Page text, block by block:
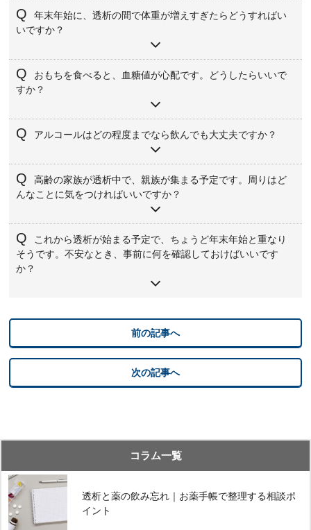
です。市販のおせちは味が濃いことが多いため、取り皿に
少しずつ盛ってゆっくり食べる、しょうゆを追加しない、
煮汁を飲まないなど、小さな工夫を意識してみてくださ
い。
お雑煮は、汁の量・味付け・もちの個数によって負担が変
わります。「汁はお椀の半分以下、飲む量も数口まで」
「もちの個数は1〜2個まで」など、自分に合った目安を主
治医や管理栄養士と決めておくと安心です。透析と透析の
間隔が長くなる日は、普段より慎重に調整しましょう。
年末年始に、透析の間で体重が増えすぎたらどうすればい
いですか？
いつもより体重増加が大きい、むくみや息切れが強い、動
悸があるといった場合は、自己判断で様子を見るのではな
く、早めに透析施設や主治医に相談してください。軽い食
べすぎ・飲みすぎであっても、翌日は塩分と水分を意識し
て控えめにし、体重や血圧をこまめにチェックすることが
大切です。ただし、極端な食事制限や水分ゼロなどの無理
な調整は、かえって体調を崩す原因になることもあるた
め、医療者のアドバイスに沿って調整しましょう。
おもちを食べると、血糖値が心配です。どうしたらいいで
すか？
もち1個あたりのエネルギーは意外と高く、特に糖尿病を合
併している方では血糖値への影響が出やすくなります。「1
らい減らすか」など、あらかじめ主治医や管理栄養士と目
安を決めておくと安心です。食べるときは、一気にたくさ
んではなく、ゆっくりよく噛んで味わうようにしましょ
う。
アルコールはどの程度までなら飲んでも大丈夫ですか？
アルコールの可否や量の目安は、心臓病・肝臓病・糖尿病
などの有無、残っている腎機能、服用中の薬によって大き
く変わります。「透析中でもこの量なら安全」と一律に言
うことはできません。年末年始に飲酒を考えている場合
は、必ず事前に主治医に相談し、許可された範囲内でゆっ
くり少量を楽しむようにしてください。
高齢の家族が透析中で、親族が集まる予定です。周りはど
んなことに気をつければいいですか？
まずは、ご本人や透析施設から「塩分・水分の目安」「控
えたい食品」「体重増加の目安」などを聞いておくと安心
です。そのうえで、塩分控えめのメニューを1〜2品用意す
る、取り皿に少しずつ盛る、“もう少しどう？”と無理にすす
や、立ち座りしやすい位置にするなど、体力面のサポート
も意識してあげてください。
これから透析が始まる予定で、ちょうど年末年始と重なり
そうです。不安なとき、事前に何を確認しておけばいいです
か？
析スケジュール（休診日や時間の変更）②食事と水分の具
体的な目安③体重増加の許容量④体調が悪くなったときの
連絡先と対応時間⑤旅行や帰省の予定がある場合の注意点
──といったポイントを、事前に医師・看護師・管理栄養士
に確認しておくと安心です。「こんなこと聞いていいのか
めた透析生活のイメージを共有しておくことが大切です。
前の記事へ
次の記事へ
コラム一覧
透析と薬の飲み忘れ｜お薬手帳で整理する相談ポ
イント